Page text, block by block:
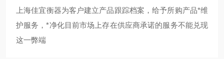
上海佳宜衡器为客户建立产品跟踪档案，给予所购产品*维
护服务，*净化目前市场上存在供应商承诺的服务不能兑现
这一弊端